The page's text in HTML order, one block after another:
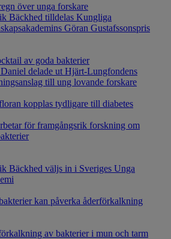
över unga forskare
Bäckhed tilldelas Kungliga
Göran Gustafssonspris
av goda bakterier
delade ut Hjärt-Lungfondens
till ung lovande forskare
kopplas tydligare till diabetes
för framgångsrik forskning om
Bäckhed väljs in i Sveriges Unga
kan påverka åderförkalkning
av bakterier i mun och tarm